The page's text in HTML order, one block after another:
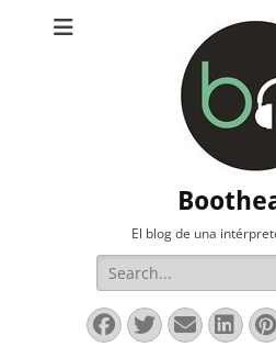
El blog de una
Buscar:
Facebook
Twitter
Correo